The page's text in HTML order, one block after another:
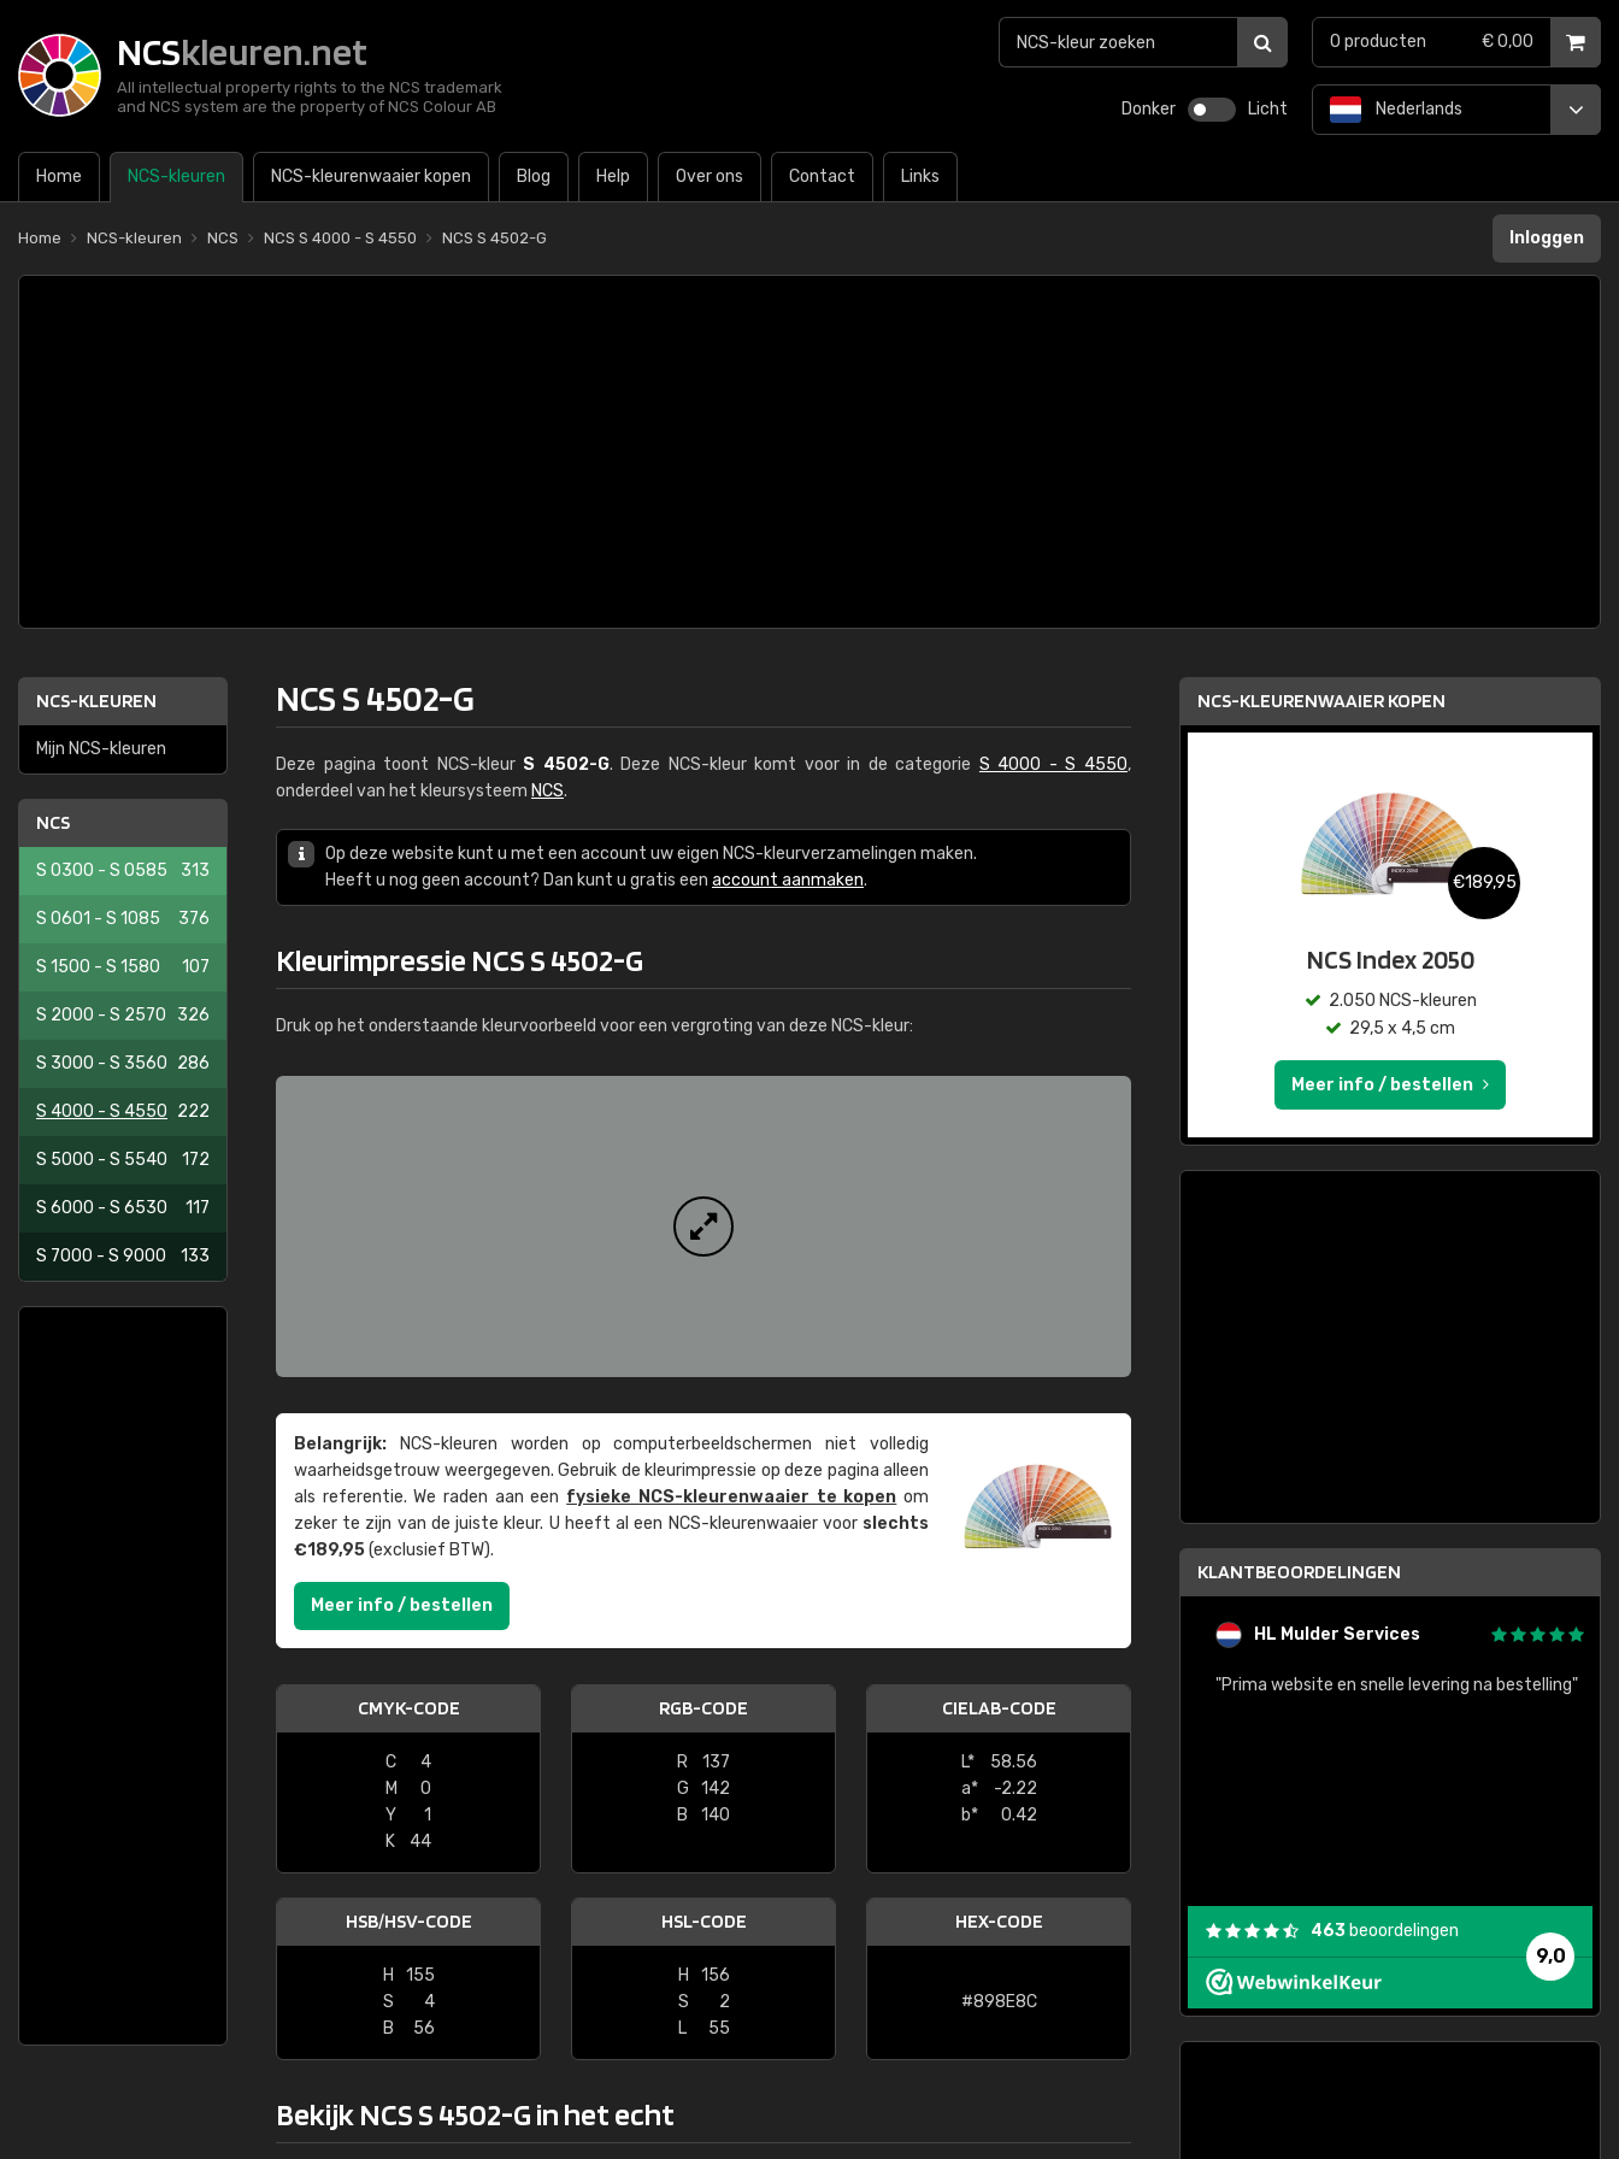
NCSkleuren.net
All intellectual property rights to the NCS trademark
and NCS system are the property of NCS Colour AB
Donker Licht
Home NCS-kleuren NCS-kleurenwaaier kopen Blog Help Over ons Contact Links
Nederlands
0 producten € 0,00
Home NCS-kleuren NCS NCS S 4000 - S 4550 NCS S 4502-G Inloggen
NCS-KLEUREN
Mijn NCS-kleuren
NCS
S 0300 - S 0585 313
S 0601 - S 1085 376
S 1500 - S 1580 107
S 2000 - S 2570 326
S 3000 - S 3560 286
S 4000 - S 4550 222
S 5000 - S 5540 172
S 6000 - S 6530 117
S 7000 - S 9000 133
NCS S 4502-G
Deze pagina toont NCS-kleur S 4502-G. Deze NCS-kleur komt voor in de categorie S 4000 - S 4550,
onderdeel van het kleursysteem NCS.
Op deze website kunt u met een account uw eigen NCS-kleurverzamelingen maken.
Heeft u nog geen account? Dan kunt u gratis een account aanmaken.
Kleurimpressie NCS S 4502-G
Druk op het onderstaande kleurvoorbeeld voor een vergroting van deze NCS-kleur:
Belangrijk: NCS-kleuren worden op computer­beeld­schermen niet volledig
waarheids­­getrouw weer­gegeven. Gebruik de kleur­impressie op deze pagina alleen
als referentie. We raden aan een fysieke NCS-kleuren­waaier te kopen om
zeker te zijn van de juiste kleur. U heeft al een NCS-kleuren­waaier voor slechts
€189,95(exclusief BTW).
Meer info / bestellen
CMYK-CODE
C
4
M
0
Y
1
K
44
RGB-CODE
R
137
G
142
B
140
CIELAB-CODE
L*
58.56
a*
-2.22
b*
0.42
HSB/HSV-CODE
H
155
S
4
B
56
HSL-CODE
H
156
S
2
L
55
HEX-CODE
#898E8C
Bekijk NCS S 4502-G in het echt
NCS-KLEURENWAAIER KOPEN
€189,95
NCS Index 2050
2.050 NCS-kleuren
29,5 x 4,5 cm
Meer info / bestellen
KLANTBEOORDELINGEN
"Super snelle service en zeer betaalbaar!"
HL Mulder Services
"Prima website en snelle levering na bestelling"
9,0
463 beoordelingen